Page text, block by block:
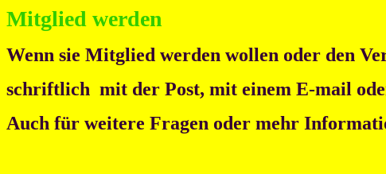
Mitglied werden
Wenn sie Mitglied werden wollen oder den
schriftlich mit der Post, mit einem E-mail
Auch für weitere Fragen oder mehr